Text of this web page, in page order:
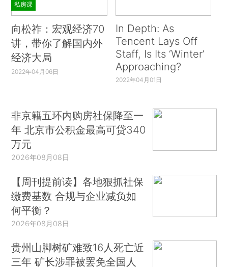
私房课
向松祚：宏观经济70
讲，带你了解国内外
经济大局
2022年04月06日
In Depth: As
Tencent Lays Off
Staff, Is Its ‘Winter’
Approaching?
2022年04月01日
非京籍五环内购房社保降至一
年 北京市公积金最高可贷340
万元
2026年08月08日
【周刊提前读】各地狠抓社保
缴费基数 合规与企业减负如
何平衡？
2026年08月08日
贵州山脚树矿难致16人死亡近
三年 矿长涉罪被罢免全国人